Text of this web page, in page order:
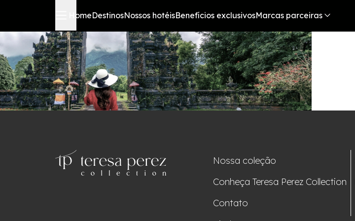
HomeDestinosNossos hotéisBenefícios exclusivosMarcas parceiras
Nossa coleção
Conheça Teresa Perez Collection
Contato